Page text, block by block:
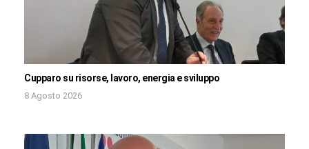
Cupparo su risorse, lavoro, energia e sviluppo
8 Agosto 2026